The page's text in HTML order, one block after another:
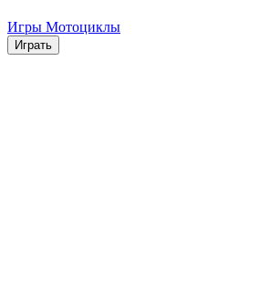
Игры Мотоциклы
Играть